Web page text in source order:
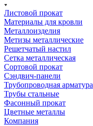
Листовой прокат
Материалы для кровли
Металлоизделия
Метизы металлические
Решетчатый настил
Сетка металлическая
Сортовой прокат
Сэндвич-панели
Трубопроводная арматура
Трубы стальные
Фасонный прокат
Цветные металлы
Компания